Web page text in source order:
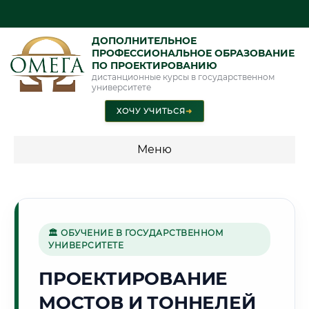
ДОПОЛНИТЕЛЬНОЕ
ПРОФЕССИОНАЛЬНОЕ ОБРАЗОВАНИЕ
ПО ПРОЕКТИРОВАНИЮ
дистанционные курсы в государственном
университете
ХОЧУ УЧИТЬСЯ➜
Меню
🏰
Г. ВЕЛИКИЙ НОВГОРОД
🏛 ОБУЧЕНИЕ В ГОСУДАРСТВЕННОМ
УНИВЕРСИТЕТЕ
ПРОЕКТИРОВАНИЕ
МОСТОВ И ТОННЕЛЕЙ